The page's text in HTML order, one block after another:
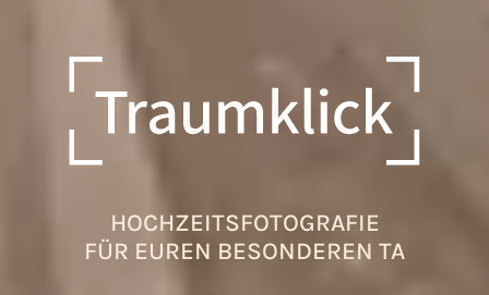
HOCHZEITSFOTOGRAFIE
MIT GEFÜHL &